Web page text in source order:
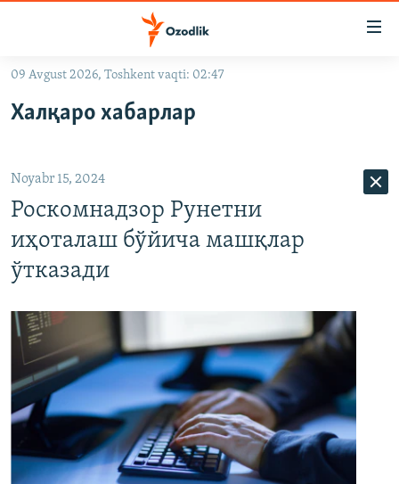
Асосий
навигацияга
Қидиришга
ўтинг
OZODVIDEO
На русском
ИЖТИМОИЙ ТАРМОҚЛАР
Озодлик бошқа тилларда
09 Avgust 2026, Toshkent vaqti: 02:47
Халқаро хабарлар
Noyabr 15, 2024
Роскомнадзор Рунетни
иҳоталаш бўйича машқлар
ўтказади